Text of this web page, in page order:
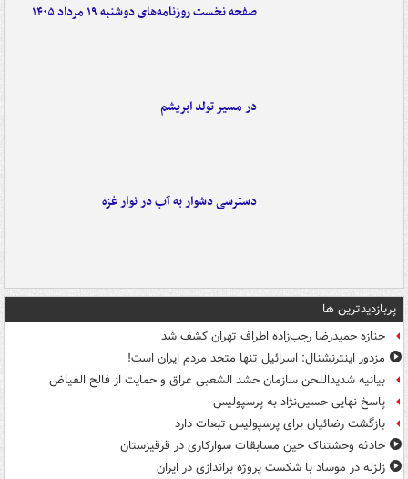
صفحه نخست روزنامه‌های دوشنبه ۱۹ مرداد ۱۴۰۵
در مسیر تولد ابریشم
دسترسی دشوار به آب در نوار غزه
پربازدیدترین ها
جنازه حمیدرضا رجب‌زاده اطراف تهران کشف شد
مزدور اینترنشنال: اسرائیل تنها متحد مردم ایران است!
بیانیه شدیداللحن سازمان حشد الشعبی عراق و حمایت از فالح الفیاض
پاسخ نهایی حسین‌نژاد به پرسپولیس
بازگشت رضائیان برای پرسپولیس تبعات دارد
حادثه وحشتناک حین مسابقات سوارکاری در قرقیزستان
زلزله در موساد با شکست پروژه براندازی در ایران